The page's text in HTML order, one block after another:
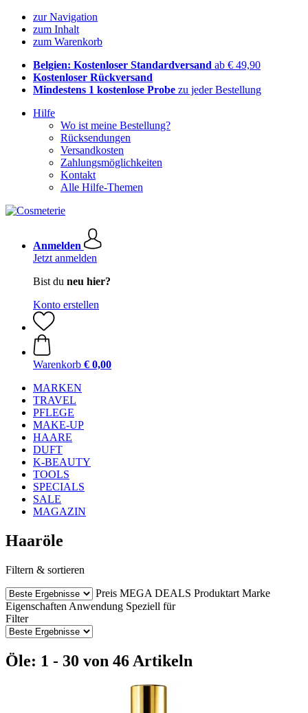
zur Navigation
zum Inhalt
zum Warenkorb
Belgien: Kostenloser Standardversand ab € 49,90
Kostenloser Rückversand
Mindestens 1 kostenlose Probe zu jeder Bestellung
Hilfe
Wo ist meine Bestellung?
Rücksendungen
Versandkosten
Zahlungsmöglichkeiten
Kontakt
Alle Hilfe-Themen
Anmelden
Jetzt anmelden
Bist du neu hier?
Konto erstellen
Warenkorb € 0,00
MARKEN
TRAVEL
PFLEGE
MAKE-UP
HAARE
DUFT
K-BEAUTY
TOOLS
SPECIALS
SALE
MAGAZIN
Haaröle
Filtern & sortieren
Preis MEGA DEALS Produktart Marke
Eigenschaften Anwendung Speziell für
Filter
Öle: 1 - 30 von 46 Artikeln